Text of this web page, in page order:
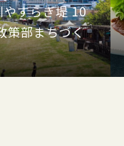
すらぎ堤 10
策部まちづく